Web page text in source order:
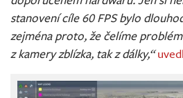
stanovení cíle 60 FPS bylo
zejména proto, že čelíme
z kamery zblízka, tak z dálky,“ uvedl